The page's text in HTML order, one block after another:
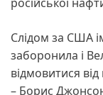
Слідом за США
заборонила і
відмовитися
– Борис